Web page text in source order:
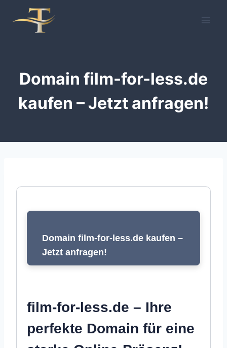
Inhalt
Domain film-for-less.de
kaufen – Jetzt anfragen!
Domain film-for-less.de kaufen –
Jetzt anfragen!
film-for-less.de – Ihre
perfekte Domain für eine